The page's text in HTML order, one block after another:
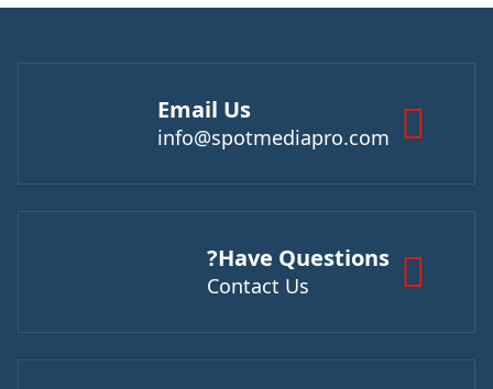
Email Us
info@spotmediapro.com
Have Questions?
Contact Us